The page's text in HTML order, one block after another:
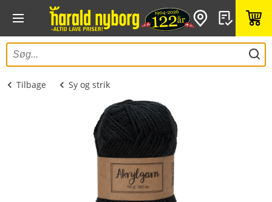
Tilbage Sy og strik